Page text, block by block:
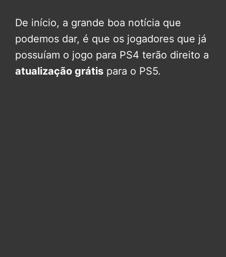
De início, a grande boa notícia que
podemos dar, é que os jogadores que já
possuíam o jogo para PS4 terão direito a
atualização grátis para o PS5.